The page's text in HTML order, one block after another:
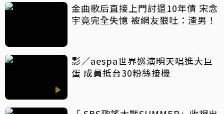
金曲歌后直接上門討還10年債 宋念
宇竟完全失憶 被網友狠吐：渣男！
影／aespa世界巡演明天唱進大巨
蛋 成員抵台30粉絲接機